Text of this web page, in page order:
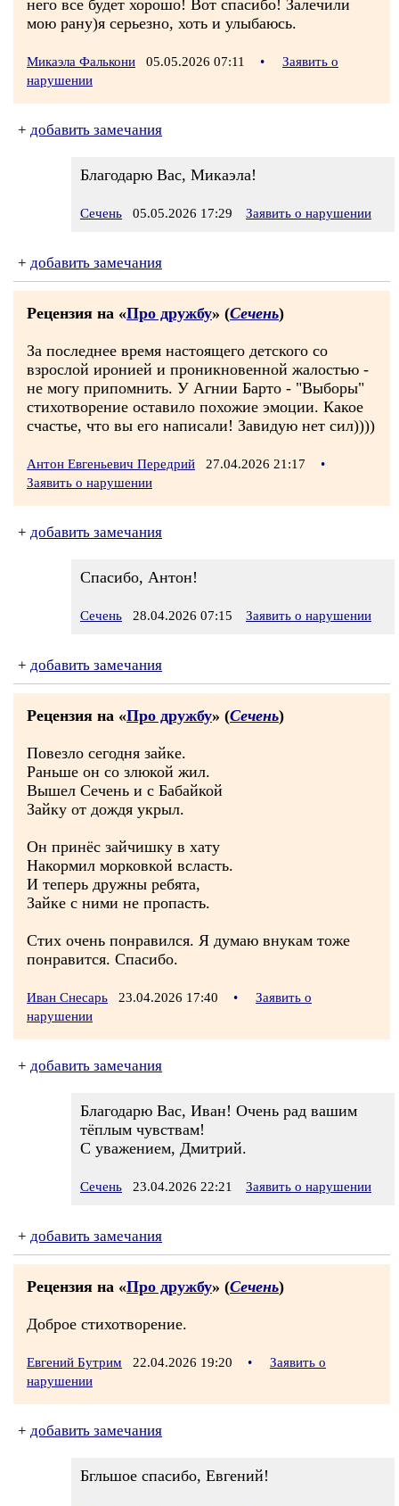
него все будет хорошо! Вот спасибо! Залечили
мою рану)я серьезно, хоть и улыбаюсь.
Микаэла Фалькони 05.05.2026 07:11 •
Заявить о
нарушении
+ добавить замечания
Благодарю Вас, Микаэла!
Сечень 05.05.2026 17:29 Заявить о нарушении
+ добавить замечания
Рецензия на «Про дружбу» (Сечень)
За последнее время настоящего детского со
взрослой иронией и проникновенной жалостью -
не могу припомнить. У Агнии Барто - "Выборы"
стихотворение оставило похожие эмоции. Какое
счастье, что вы его написали! Завидую нет сил))))
Антон Евгеньевич Передрий 27.04.2026 21:17
•
Заявить о нарушении
+ добавить замечания
Спасибо, Антон!
Сечень 28.04.2026 07:15 Заявить о нарушении
+ добавить замечания
Рецензия на «Про дружбу» (Сечень)
Повезло сегодня зайке.
Раньше он со злюкой жил.
Вышел Сечень и с Бабайкой
Зайку от дождя укрыл.
Он принёс зайчишку в хату
Накормил морковкой всласть.
И теперь дружны ребята,
Зайке с ними не пропасть.
Стих очень понравился. Я думаю внукам тоже
понравится. Спасибо.
Иван Снесарь 23.04.2026 17:40 •
Заявить о
нарушении
+ добавить замечания
Благодарю Вас, Иван! Очень рад вашим
тёплым чувствам!
С уважением, Дмитрий.
Сечень 23.04.2026 22:21 Заявить о нарушении
+ добавить замечания
Рецензия на «Про дружбу» (Сечень)
Доброе стихотворение.
Евгений Бутрим 22.04.2026 19:20 •
Заявить о
нарушении
+ добавить замечания
Бгльшое спасибо, Евгений!